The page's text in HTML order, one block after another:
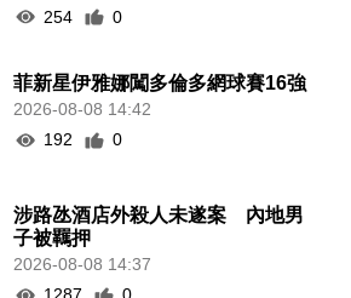
254
0
菲新星伊雅娜闖多倫多網球賽16強
2026-08-08 14:42
192
0
涉路氹酒店外殺人未遂案 內地男
子被羈押
2026-08-08 14:37